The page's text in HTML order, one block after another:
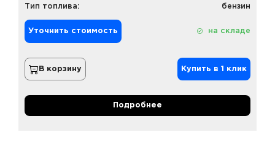
Тип топлива:
бензин
Уточнить стоимость на складе
В корзину Купить в 1 клик
Подробнее